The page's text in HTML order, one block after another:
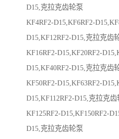
D15,克拉克齿轮泵
KF4RF2-D15,KF6RF2-
D15,KF12RF2-D15,克拉克齿
KF16RF2-D15,KF20RF2-
D15,KF40RF2-D15,克拉克齿
KF50RF2-D15,KF63RF2-
D15,KF112RF2-D15,克拉克齿
KF125RF2-D15,KF150RF2-
D15,克拉克齿轮泵